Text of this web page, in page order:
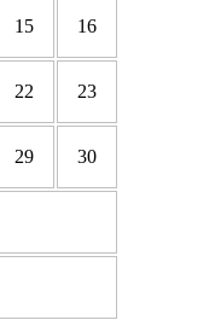
15 16
22 23
29 30